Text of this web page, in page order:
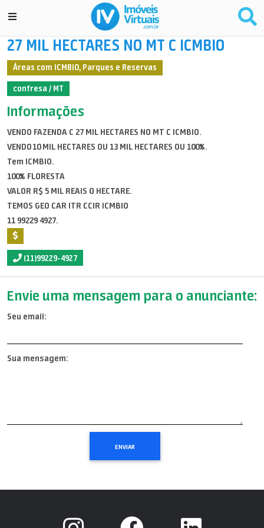
27 MIL HECTARES NO MT C ICMBIO
Áreas com ICMBIO, Parques e Reservas
confresa / MT
Informações
VENDO FAZENDA C 27 MIL HECTARES NO MT C ICMBIO.
VEND0 10 MIL HECTARES OU 13 MIL HECTARES OU 100%.
Tem ICMBIO.
100% FLORESTA
VALOR R$ 5 MIL REAIS O HECTARE.
TEMOS GEO CAR ITR CCIR ICMBIO
11 99229 4927.
(11)99229-4927
Envie uma mensagem para o anunciante:
Seu email:
Sua mensagem: